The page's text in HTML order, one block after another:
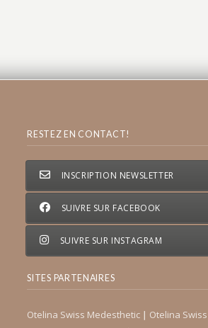
RESTEZ EN CONTACT!
INSCRIPTION NEWSLETTER
SUIVRE SUR FACEBOOK
SUIVRE SUR INSTAGRAM
SITES PARTENAIRES
Otelina Swiss Medesthetic ∣ Otelina Swiss